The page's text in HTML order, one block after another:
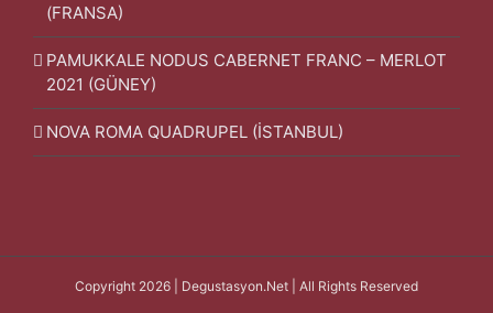
(FRANSA)
PAMUKKALE NODUS CABERNET FRANC – MERLOT
2021 (GÜNEY)
NOVA ROMA QUADRUPEL (İSTANBUL)
Copyright 2026 | Degustasyon.Net | All Rights Reserved